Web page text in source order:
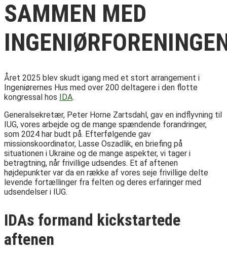
SAMMEN MED
Året 2025 blev skudt igang med et stort arrangement i
Ingeniørernes Hus med over 200 deltagere i den flotte
kongressal hos
IDA.
Generalsekretær, Peter Horne Zartsdahl, gav en indflyvning til
IUG, vores arbejde og de mange spændende forandringer,
som 2024 har budt på. Efterfølgende gav
missionskoordinator, Lasse Oszadlik, en briefing på
situationen i Ukraine og de mange aspekter, vi tager i
betragtning, når frivillige udsendes. Et af aftenen
højdepunkter var da en række af vores seje frivillige delte
levende fortællinger fra felten og deres erfaringer med
udsendelser i IUG.
IDAs formand kickstartede
aftenen